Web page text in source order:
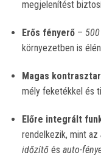
megjelenítést
Erős fényerő–
környezetben is
Magas
mély feketékkel és
Előre integrált
rendelkezik, mint az
időzítőés auto-